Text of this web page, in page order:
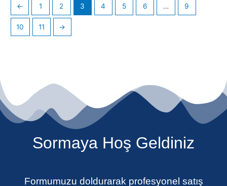
← 1 2 3 4 5 6 … 9
10 11 →
Sormaya Hoş Geldiniz
Formumuzu doldurarak profesyonel satış